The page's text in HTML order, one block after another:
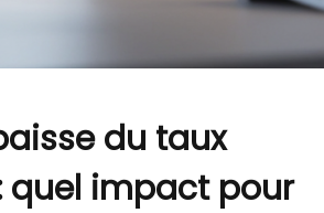
du taux
quel impact pour